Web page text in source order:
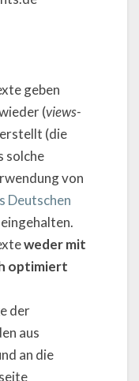
geben
(views-
(die
solche
von
Deutschen
eingehalten.
weder mit
optimiert
der
aus
an die